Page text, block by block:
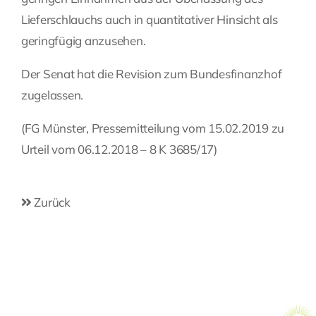
Lieferschlauchs auch in quantitativer Hinsicht als
geringfügig anzusehen.
Der Senat hat die Revision zum Bundesfinanzhof
zugelassen.
(FG Münster, Pressemitteilung vom 15.02.2019 zu
Urteil vom 06.12.2018 – 8 K 3685/17)
Zurück